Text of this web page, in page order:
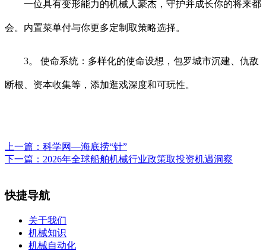
一位具有变形能力的机械人豪杰，守护并成长你的将来都
会。内置菜单付与你更多定制取策略选择。
3。 使命系统：多样化的使命设想，包罗城市沉建、仇敌
断根、资本收集等，添加逛戏深度和可玩性。
上一篇： 科学网—海底捞“针”
下一篇： 2026年全球船舶机械行业政策取投资机遇洞察
快捷导航
关于我们
机械知识
机械自动化